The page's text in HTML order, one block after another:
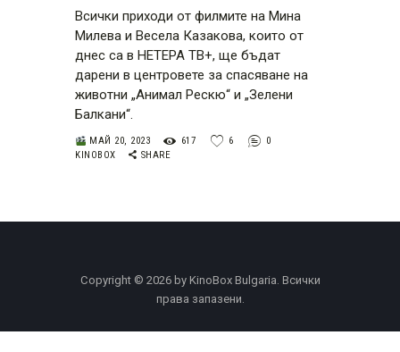
Всички приходи от филмите на Мина
Милева и Весела Казакова, които от
днес са в НЕТЕРА ТВ+, ще бъдат
дарени в центровете за спасяване на
животни „Анимал Рескю“ и „Зелени
Балкани“.
МАЙ 20, 2023 617 6
0
KINOBOX
SHARE
Copyright © 2026 by KinoBox Bulgaria. Всички
права запазени.